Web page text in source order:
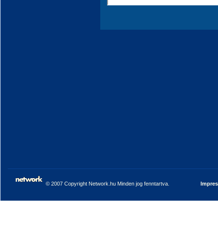
© 2007 Copyright Network.hu Minden jog fenntartva.